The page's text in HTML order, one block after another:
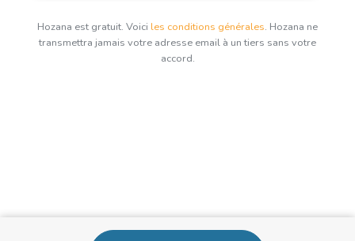
Hozana est gratuit. Voici les conditions générales. Hozana ne
transmettra jamais votre adresse email à un tiers sans votre
accord.